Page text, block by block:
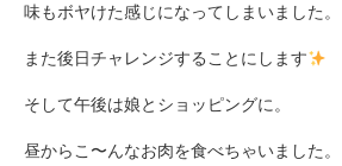
味もボヤけた感じになってしまいました。
また後日チャレンジすることにします
そして午後は娘とショッピングに。
昼からこ〜んなお肉を食べちゃいました。